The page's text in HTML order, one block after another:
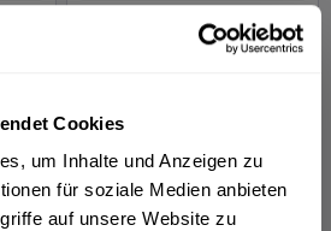
Cookies
um Inhalte und Anzeigen zu
für soziale Medien anbieten
auf unsere Website zu